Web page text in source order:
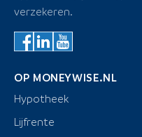
verzekeren.
OP MONEYWISE.NL
Hypotheek
Lijfrente